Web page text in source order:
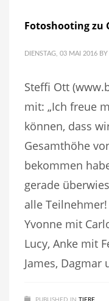
Fotoshooting zu
DIENSTAG, 03 MAI 2016 BY
Steffi Ott
mit: „Ich freue
können, dass
Gesamthöhe
bekommen
gerade
alle
Yvonne mit
Lucy, Anke mit
James,